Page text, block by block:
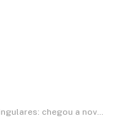
do Winemaker’s Collection Tinto Cão Reserva Rosé